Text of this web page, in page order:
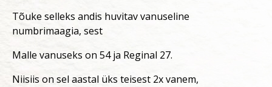
Tõuke selleks andis huvitav vanuseline
numbrimaagia, sest
Malle vanuseks on 54 ja Reginal 27.
Niisiis on sel aastal üks teisest 2x vanem,